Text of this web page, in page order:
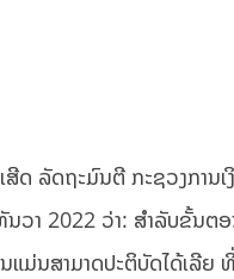
ສີດ ລັດຖະມົນຕີ ກະຊວງກາ
າ 2022 ວ່າ: ສຳລັບຂັ້ນຕອ
ແມ່ນສາມາດປະຕິບັດໄດ້ເລີ